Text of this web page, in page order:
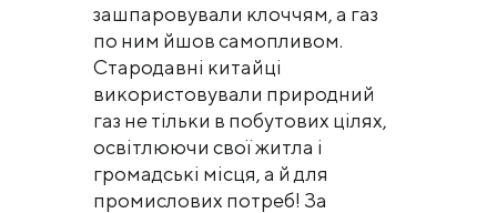
зашпаровували клоччям, а газ
по ним йшов самопливом.
Стародавні китайці
використовували природний
газ не тільки в побутових цілях,
освітлюючи свої житла і
громадські місця, а й для
промислових потреб! За